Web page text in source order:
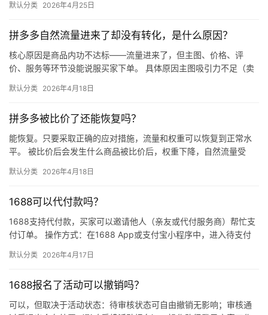
同等级…
默认分类 2026年4月25日
拼多多自然流量进来了却没有转化，是什么原因？
核心原因是商品内功不达标——流量进来了，但主图、价格、评
价、服务等环节没能说服买家下单。 具体原因主图吸引力不足（卖
评少、…
默认分类 2026年4月18日
拼多多被比价了还能恢复吗？
能恢复。只要采取正确的应对措施，流量和权重可以恢复到正常水
平。 被比价后会发生什么商品被比价后，权重下降，自然流量受
网价格…
默认分类 2026年4月18日
1688可以代付款吗？
1688支持代付款，买家可以邀请他人（亲友或代付服务商）帮忙支
付订单。 操作方式：在1688 App或支付宝小程序中，进入待支付
默认分类 2026年4月17日
1688报名了活动可以撤销吗？
可以，但取决于活动状态：待审核状态可自由撤销无影响；审核通